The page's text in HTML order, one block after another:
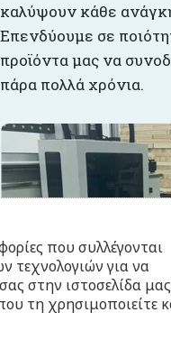
καλύψουν κάθε
Επενδύουμε σε
προϊόντα μας να
πάρα πολλά χρόνια.
που συλλέγονται
τεχνολογιών για να
στην ιστοσελίδα
τη χρησιμοποιείτε
Γίνε
όλα τα νέα